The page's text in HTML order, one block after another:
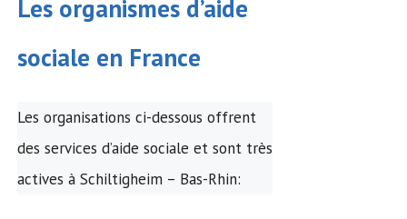
Les organismes d’aide
sociale en France
Les organisations ci-dessous offrent
des services d’aide sociale et sont très
actives à Schiltigheim – Bas-Rhin: